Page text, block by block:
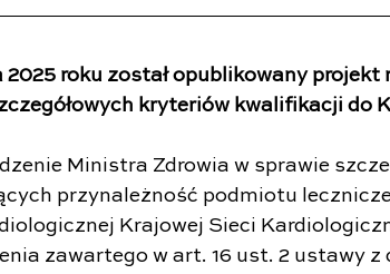
2025 roku został opublikowany
kryteriów kwalifikacji do
Ministra Zdrowia w sprawie
przynależność podmiotu
Krajowej Sieci
zawartego w art. 16 ust. 2 ustawy z